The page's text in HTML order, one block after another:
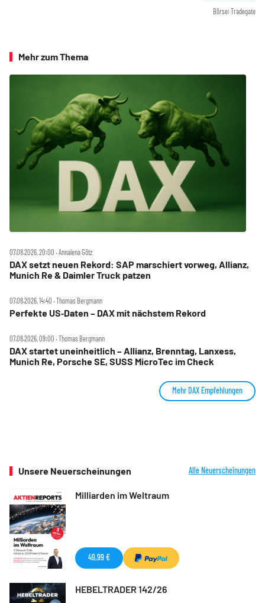
Börse: Tradegate
Mehr zum Thema
07.08.2026, 20:00 ‧ Annalena Götz
DAX setzt neuen Rekord: SAP marschiert vorweg, Allianz,
Munich Re & Daimler Truck patzen
07.08.2026, 14:40 ‧ Thomas Bergmann
Perfekte US‑Daten – DAX mit nächstem Rekord
07.08.2026, 09:00 ‧ Thomas Bergmann
DAX startet uneinheitlich – Allianz, Brenntag, Lanxess,
Munich Re, Porsche SE, SUSS MicroTec im Check
Mehr DAX Empfehlungen
Unsere Neuerscheinungen Alle Neuerscheinungen
Milliarden im Weltraum
49,99 €
HEBELTRADER 142/26